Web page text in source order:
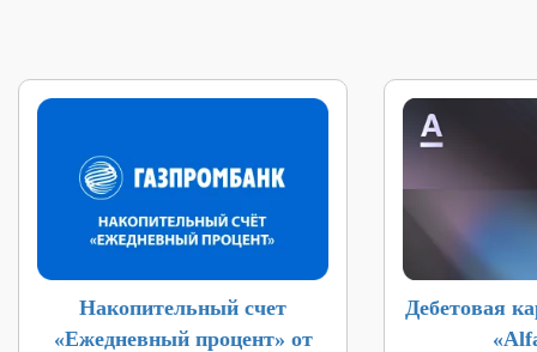
Накопительный счет
«Ежедневный процент» от
Дебетовая